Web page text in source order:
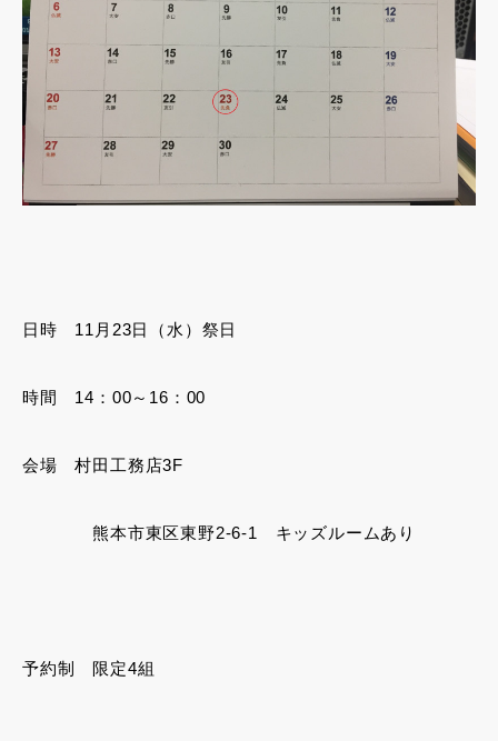
日時 11月23日（水）祭日
時間 14：00～16：00
会場 村田工務店3F
熊本市東区東野2-6-1 キッズルームあり
予約制 限定4組